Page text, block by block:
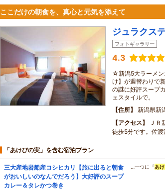
ここだけの朝食を、真心と元気を添えて
ジュラクス
フォトギャラリー
4.3
☆新潟5大ラーメン
け】が週替わりで
の謎に好評スープ
ェスタイルで。
住所
新潟県新
アクセス
ＪＲ
徒歩5分です。佐渡
「あけびの実」を含む宿泊プラン
三大産地岩船産コシヒカリ【旅に出ると朝食
がおいしいのなんでだろう】大好評のスープ
カレー＆タレかつ巻き
…一つに『あ